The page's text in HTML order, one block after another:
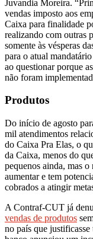
Juvandia Moreira.
vendas imposto aos
Caixa para finalidade
realizando com outras
somente às vésperas
para o atual
ao questionar porque
não foram
Produtos
Do início de agosto
mil atendimentos
do Caixa Pra Elas, o
da Caixa, menos do
pequenos ainda, mas o
aumentar e tem
cobrados a atingir
A Contraf-CUT já
vendas de produtos
no país que